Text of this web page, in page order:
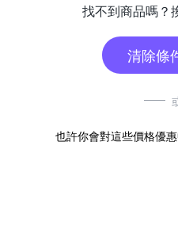
找不到商品嗎？
清除條
也許你會對這些價格優